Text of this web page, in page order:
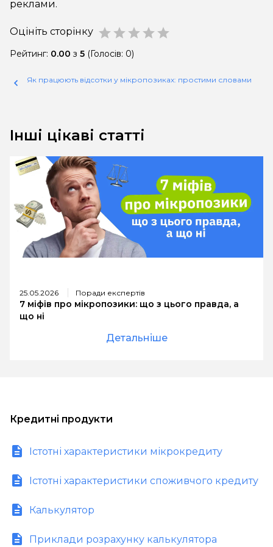
реклами.
Оцініть сторінку star
star
star
star
star
Рейтинг: 0.00 з 5 (Голосів: 0)
Як працюють відсотки у мікропозиках: простими словами
Інші цікаві статті
25.05.2026 Поради експертів
7 міфів про мікропозики: що з цього правда, а
що ні
Детальніше
Кредитні продукти
Істотні характеристики мікрокредиту
Істотні характеристики споживчого кредиту
Калькулятор
Приклади розрахунку калькулятора